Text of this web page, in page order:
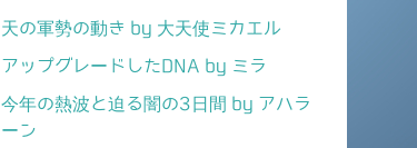
天の軍勢の動き by 大天使ミカエル
アップグレードしたDNA by ミラ
今年の熱波と迫る闇の3日間 by アハラ
ーン